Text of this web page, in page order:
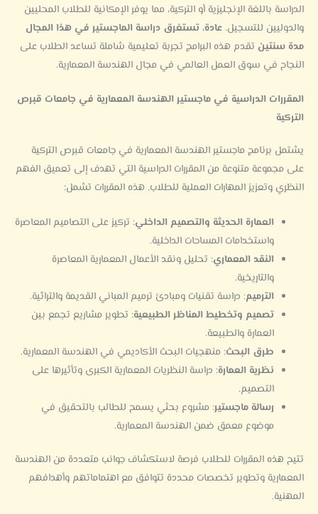
الدراسة باللغة الإنجليزية أو التركية، مما يوفر الإمكانية للطلاب المحليين
والدوليين للتسجيل. عادة، تستغرق دراسة الماجستير في هذا المجال
مدة سنتين تقدم هذه البرامج تجربة تعليمية شاملة تساعد الطلاب على
النجاح في سوق العمل العالمي في مجال الهندسة المعمارية.
المقررات الدراسية في ماجستير الهندسة المعمارية في جامعات قبرص
التركية
يشتمل برنامج ماجستير الهندسة المعمارية في جامعات قبرص التركية
على مجموعة متنوعة من المقررات الدراسية التي تهدف إلى تعميق الفهم
النظري وتعزيز المهارات العملية للطلاب. هذه المقررات تشمل:
العمارة الحديثة والتصميم الداخلي: تركيز على التصاميم المعاصرة
واستخدامات المساحات الداخلية.
النقد المعماري: تحليل ونقد الأعمال المعمارية المعاصرة
والتاريخية.
الترميم: دراسة تقنيات ومبادئ ترميم المباني القديمة والتراثية.
تصميم وتخطيط المناظر الطبيعية: تطوير مشاريع تجمع بين
العمارة والطبيعة.
طرق البحث: منهجيات البحث الأكاديمي في الهندسة المعمارية.
نظرية العمارة: دراسة النظريات المعمارية الكبرى وتأثيرها على
التصميم.
رسالة ماجستير: مشروع بحثي يسمح للطالب بالتحقيق في
موضوع معمق ضمن الهندسة المعمارية.
تتيح هذه المقررات للطلاب فرصة لاستكشاف جوانب متعددة من الهندسة
المعمارية وتطوير تخصصات محددة تتوافق مع اهتماماتهم وأهدافهم
المهنية.